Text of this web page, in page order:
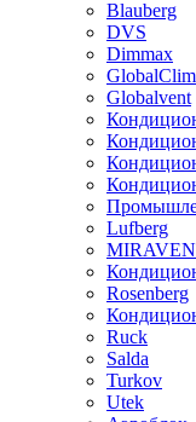
Blauberg
DVS
Dimmax
Globalvent
Lufberg
Rosenberg
Ruck
Salda
Turkov
Utek